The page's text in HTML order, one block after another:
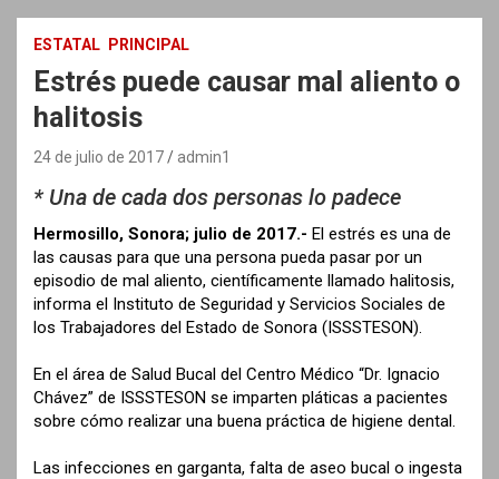
ESTATAL PRINCIPAL
Estrés puede causar mal aliento o
halitosis
24 de julio de 2017 admin1
* Una de cada dos personas lo padece
Hermosillo, Sonora; julio de 2017.- El estrés es una de
las causas para que una persona pueda pasar por un
episodio de mal aliento, científicamente llamado halitosis,
informa el Instituto de Seguridad y Servicios Sociales de
los Trabajadores del Estado de Sonora (ISSSTESON).
En el área de Salud Bucal del Centro Médico “Dr. Ignacio
Chávez” de ISSSTESON se imparten pláticas a pacientes
sobre cómo realizar una buena práctica de higiene dental.
Las infecciones en garganta, falta de aseo bucal o ingesta